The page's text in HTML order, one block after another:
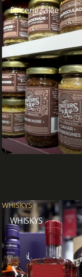
Épicerie salée
WHISKYS
WHISKYS